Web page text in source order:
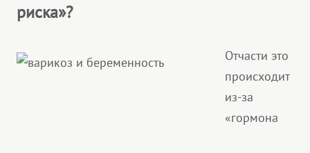
риска»?
Отчасти это
происходит
из-за
«гормона